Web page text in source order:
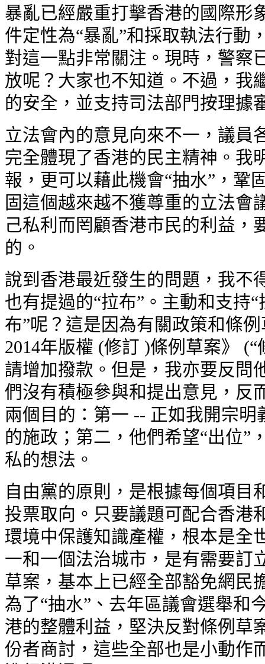
暴亂已經嚴重打擊香港的國際形
件定性為“暴亂”和採取執法行動
對這一點非常關注。現時，警察
放呢？大家也不知道。不過，我
的安全，並支持司法部門按理據
立法會內的意見向來不一，議員
完全體現了香港的民主精神。我
報，更可以藉此機會“抽水”，鞏
固這個越來越不獲尊重的立法會
己私利而罔顧香港市民的利益，
的。
說到香港最近發生的問題，我不
也有提過的“拉布”。主動和支持
布”呢？這是因為有關政策和條
2014年版權 (修訂 )條例草案》
請增加撥款。但是，我亦要反問
們沒有積極參與和提出意見，反
兩個目的：第一 -- 正如我開宗
的施政；第二，他們希望“出位”
私的想法。
自由黨的原則，是根據每個項目
投票取向。只要議題可配合香港
環境中保護知識產權，根本是全
一和一個法治城市，是有需要訂
草案，基本上已經全部豁免網民
為了“抽水”、去年區議會選舉和
港的整體利益，堅決反對條例草
份者商討，這些全部也是小動作